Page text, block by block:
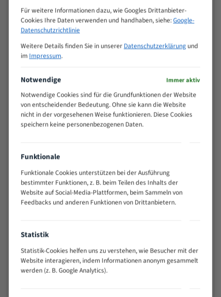
M (mm)
Zoll (ZpZ))
>
25
10/14
15 - 40
8/12
25 - 50
80 - 180
3/4
130 -
350
2/3
200 -
> 500
0,75/1,25
Vorteile:
Widerstandsfähig gegen Zahnbruch auch bei
schwierigen Werkstücken (Materialmischung,
wechselnde Verbindungslängen)
Sehr geringe Vibration
Für weitere Informationen dazu, wie Googles Drittanbieter-
Cookies Ihre Daten verwenden und handhaben, siehe:Google-
Datenschutzrichtlinie
Weitere Details finden Sie in unserer Datenschutzerklärungund
im Impressum.
Notwendige Immer aktiv
Notwendige Cookies sind für die Grundfunktionen der Website
von entscheidender Bedeutung. Ohne sie kann die Website
nicht in der vorgesehenen Weise funktionieren. Diese Cookies
speichern keine personenbezogenen Daten.
Funktionale
Funktionale Cookies unterstützen bei der Ausführung
bestimmter Funktionen, z. B. beim Teilen des Inhalts der
Website auf Social-Media-Plattformen, beim Sammeln von
Feedbacks und anderen Funktionen von Drittanbietern.
Statistik
Statistik-Cookies helfen uns zu verstehen, wie Besucher mit der
Website interagieren, indem Informationen anonym gesammelt
werden (z. B. Google Analytics).